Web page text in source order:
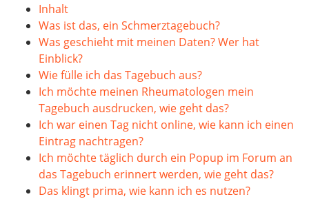
Inhalt
Was ist das, ein Schmerztagebuch?
Was geschieht mit meinen Daten? Wer hat
Einblick?
Wie fülle ich das Tagebuch aus?
Ich möchte meinen Rheumatologen mein
Tagebuch ausdrucken, wie geht das?
Ich war einen Tag nicht online, wie kann ich einen
Eintrag nachtragen?
Ich möchte täglich durch ein Popup im Forum an
das Tagebuch erinnert werden, wie geht das?
Das klingt prima, wie kann ich es nutzen?